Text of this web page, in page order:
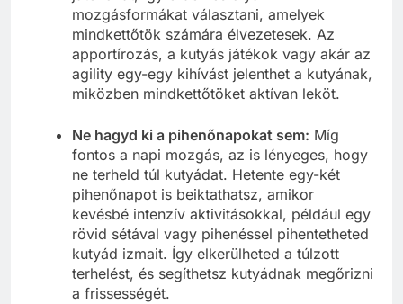
mozgásformákat választani, amelyek
mindkettőtök számára élvezetesek. Az
apportírozás, a kutyás játékok vagy akár az
agility egy-egy kihívást jelenthet a kutyának,
miközben mindkettőtöket aktívan leköt.
Ne hagyd ki a pihenőnapokat sem: Míg
fontos a napi mozgás, az is lényeges, hogy
ne terheld túl kutyádat. Hetente egy-két
pihenőnapot is beiktathatsz, amikor
kevésbé intenzív aktivitásokkal, például egy
rövid sétával vagy pihenéssel pihentetheted
kutyád izmait. Így elkerülheted a túlzott
terhelést, és segíthetsz kutyádnak megőrizni
a frissességét.